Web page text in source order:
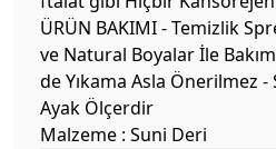
ÜRÜN BAKIMI - Temizlik
ve Natural Boyalar İle
de Yıkama Asla Önerilmez
Ayak Ölçerdir
Malzeme : Suni Deri